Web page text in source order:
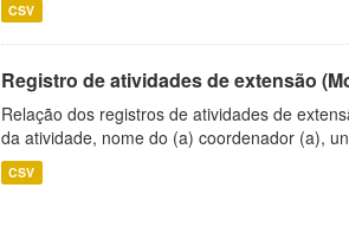
CSV
Registro de atividades de extensão
Relação dos registros de atividades de
da atividade, nome do (a) coordenador (a),
CSV